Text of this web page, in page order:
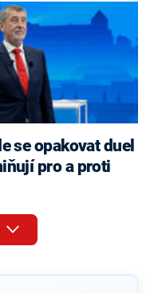
pro a proti